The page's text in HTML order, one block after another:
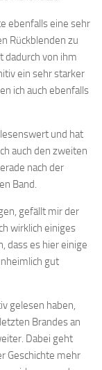
ebenfalls eine sehr
Rückblenden zu
dadurch von ihm
ein sehr starker
ich auch ebenfalls
und hat
auch den zweiten
nach der
Band.
gefällt mir der
wirklich einiges
dass es hier einige
gut
gelesen haben,
Brandes an
Dabei geht
Geschichte mehr